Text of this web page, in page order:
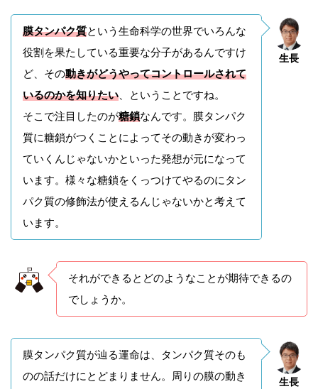
生長
膜タンパク質という生命科学の世界でいろんな
役割を果たしている重要な分子があるんですけ
ど、その動きがどうやってコントロールされて
いるのかを知りたい 、ということですね。
そこで注目したのが糖鎖なんです。膜タンパク
質に糖鎖がつくことによってその動きが変わっ
ていくんじゃないかといった発想が元になって
います。様々な糖鎖をくっつけてやるのにタン
パク質の修飾法が使えるんじゃないかと考えて
います。
それができるとどのようなことが期待できるの
でしょうか。
生長
膜タンパク質が辿る運命は、タンパク質そのも
のの話だけにとどまりません。周りの膜の動き